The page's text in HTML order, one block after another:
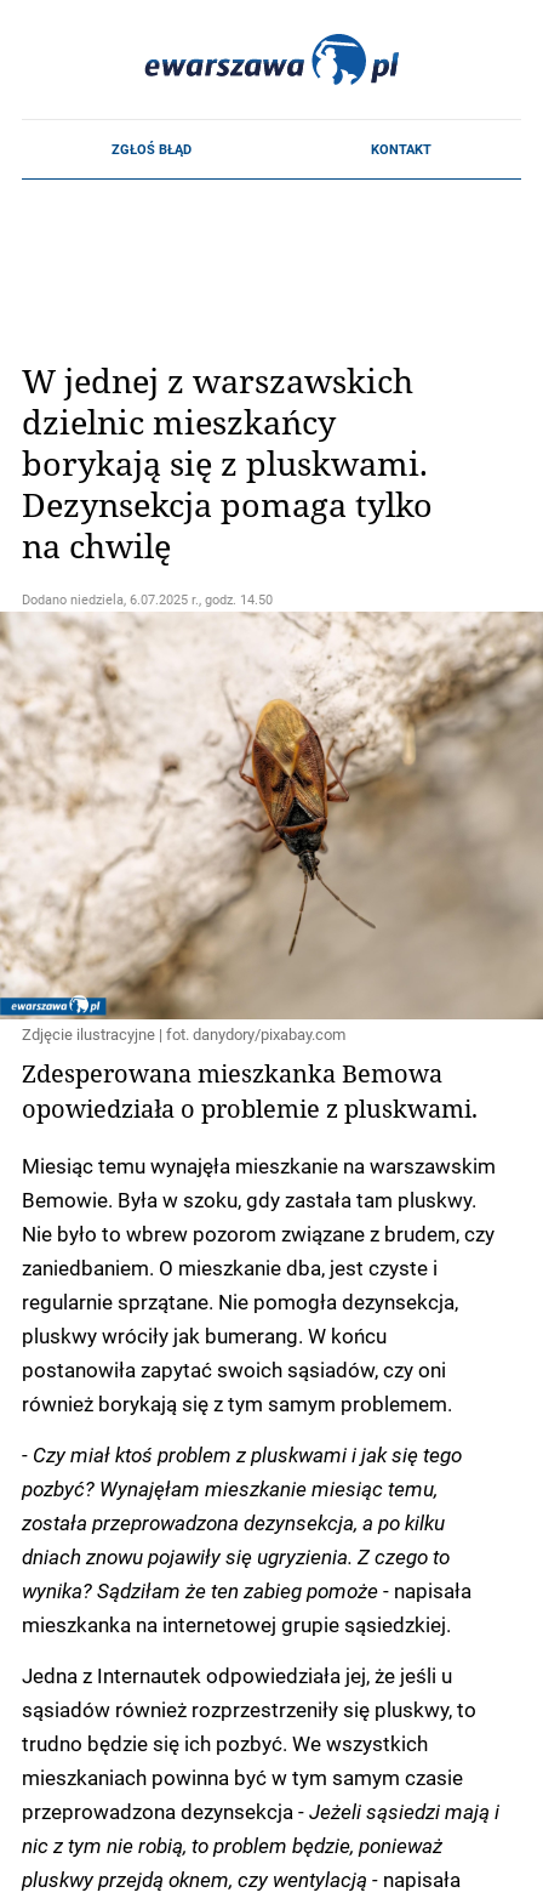
W jednej z warszawskich
dzielnic mieszkańcy
borykają się z pluskwami.
Dezynsekcja pomaga tylko
na chwilę
Dodano niedziela, 6.07.2025 r., godz. 14.50
Zdjęcie ilustracyjne | fot. danydory/pixabay.com
Zdesperowana mieszkanka Bemowa
opowiedziała o problemie z pluskwami.
Miesiąc temu wynajęła mieszkanie na warszawskim
Bemowie. Była w szoku, gdy zastała tam pluskwy.
Nie było to wbrew pozorom związane z brudem, czy
zaniedbaniem. O mieszkanie dba, jest czyste i
regularnie sprzątane. Nie pomogła dezynsekcja,
pluskwy wróciły jak bumerang. W końcu
postanowiła zapytać swoich sąsiadów, czy oni
również borykają się z tym samym problemem.
- Czy miał ktoś problem z pluskwami i jak się tego
pozbyć? Wynajęłam mieszkanie miesiąc temu,
została przeprowadzona dezynsekcja, a po kilku
dniach znowu pojawiły się ugryzienia. Z czego to
wynika? Sądziłam że ten zabieg pomoże- napisała
mieszkanka na internetowej grupie sąsiedzkiej.
Jedna z Internautek odpowiedziała jej, że jeśli u
sąsiadów również rozprzestrzeniły się pluskwy, to
trudno będzie się ich pozbyć. We wszystkich
mieszkaniach powinna być w tym samym czasie
przeprowadzona dezynsekcja -Jeżeli sąsiedzi mają i
nic z tym nie robią, to problem będzie, ponieważ
pluskwy przejdą oknem, czy wentylacją - napisała